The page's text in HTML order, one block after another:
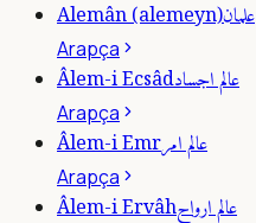
Alemân (alemeyn)علمان
Arapça
Âlem-i Ecsâdعالم اجساد
Arapça
Âlem-i Emrعالم امر
Arapça
Âlem-i Ervâhعالم ارواح